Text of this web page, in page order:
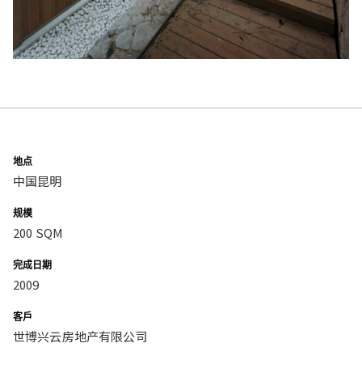
地点
中国昆明
规模
200 SQM
完成日期
2009
客戶
世博兴云房地产有限公司